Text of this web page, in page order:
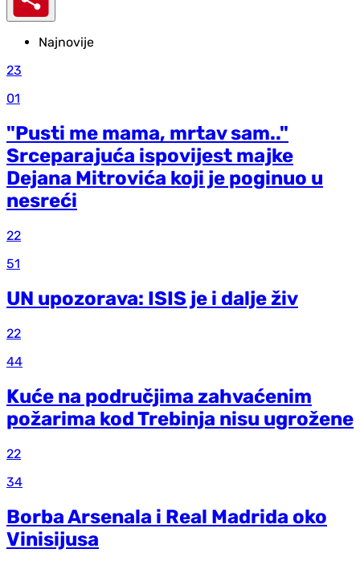
Najnovije
23
01
"Pusti me mama, mrtav sam.."
Srceparajuća ispovijest majke
Dejana Mitrovića koji je poginuo u
nesreći
22
51
UN upozorava: ISIS je i dalje živ
22
44
Kuće na područjima zahvaćenim
požarima kod Trebinja nisu ugrožene
22
34
Borba Arsenala i Real Madrida oko
Vinisijusa